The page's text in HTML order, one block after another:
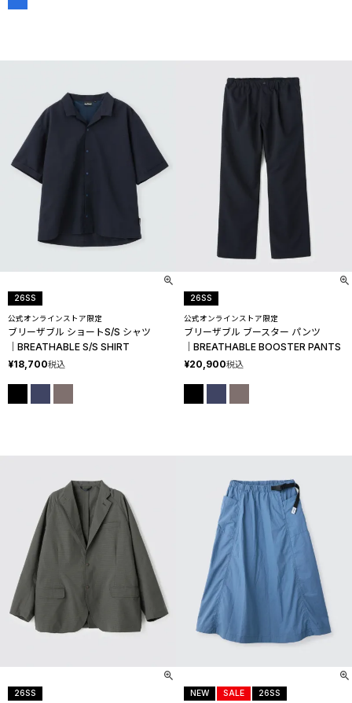
公式オンラインストア限定
ブリーザブル ショートS/S シャツ
│BREATHABLE S/S SHIRT
26SS
¥18,700税込
公式オンラインストア限定
ブリーザブル ブースター パンツ
│BREATHABLE BOOSTER PANTS
26SS
¥20,900税込
26SS NEW SALE 26SS